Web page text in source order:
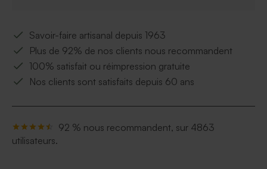
Savoir-faire artisanal depuis 1963
Plus de 92% de nos clients nous recommandent
100% satisfait ou réimpression gratuite
Nos clients sont satisfaits depuis 60 ans
92 % nous recommandent, sur 4863
utilisateurs.